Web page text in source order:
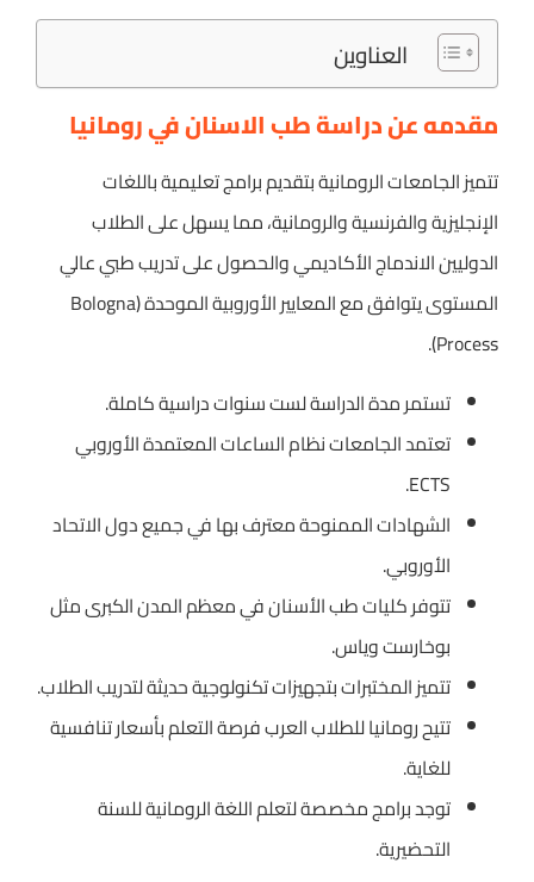
العناوين
مقدمه عن دراسة طب الاسنان في رومانيا
تتميز الجامعات الرومانية بتقديم برامج تعليمية باللغات
الإنجليزية والفرنسية والرومانية، مما يسهل على الطلاب
الدوليين الاندماج الأكاديمي والحصول على تدريب طبي عالي
المستوى يتوافق مع المعايير الأوروبية الموحدة (Bologna
Process).
تستمر مدة الدراسة لست سنوات دراسية كاملة.
تعتمد الجامعات نظام الساعات المعتمدة الأوروبي
ECTS.
الشهادات الممنوحة معترف بها في جميع دول الاتحاد
الأوروبي.
تتوفر كليات طب الأسنان في معظم المدن الكبرى مثل
بوخارست وياس.
تتميز المختبرات بتجهيزات تكنولوجية حديثة لتدريب الطلاب.
تتيح رومانيا للطلاب العرب فرصة التعلم بأسعار تنافسية
للغاية.
توجد برامج مخصصة لتعلم اللغة الرومانية للسنة
التحضيرية.